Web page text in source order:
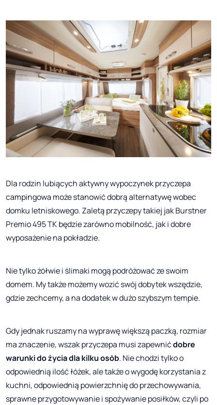
Dla rodzin lubiących aktywny wypoczynek przyczepa
campingowa może stanowić dobrą alternatywę wobec
domku letniskowego. Zaletą przyczepy takiej jak Burstner
Premio 495 TK będzie zarówno mobilność, jak i dobre
wyposażenie na pokładzie.
Nie tylko żółwie i ślimaki mogą podróżować ze swoim
domem. My także możemy wozić swój dobytek wszędzie,
gdzie zechcemy, a na dodatek w dużo szybszym tempie.
Gdy jednak ruszamy na wyprawę większą paczką, rozmiar
ma znaczenie, wszak przyczepa musi zapewnićdobre
warunki do życia dla kilku osób. Nie chodzi tylko o
odpowiednią ilość łóżek, ale także o wygodę korzystania z
kuchni, odpowiednią powierzchnię do przechowywania,
sprawne przygotowywanie i spożywanie posiłków, czyli po